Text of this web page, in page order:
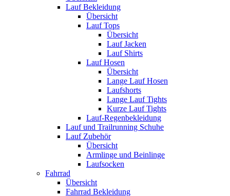
Lauf Bekleidung
Übersicht
Lauf Tops
Übersicht
Lauf Jacken
Lauf Shirts
Lauf Hosen
Übersicht
Lange Lauf Hosen
Laufshorts
Lange Lauf Tights
Kurze Lauf Tights
Lauf-Regenbekleidung
Lauf und Trailrunning Schuhe
Lauf Zubehör
Übersicht
Armlinge und Beinlinge
Laufsocken
Fahrrad
Übersicht
Fahrrad Bekleidung